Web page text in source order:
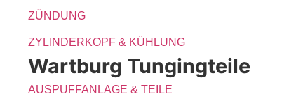
ZÜNDUNG
ZYLINDERKOPF & KÜHLUNG
Wartburg Tungingteile
AUSPUFFANLAGE & TEILE